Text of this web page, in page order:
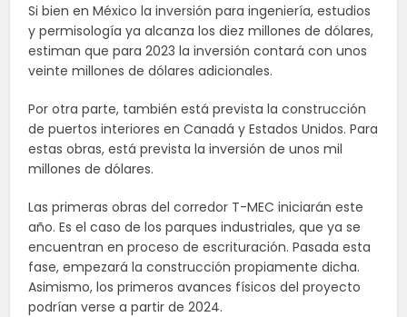
Si bien en México la inversión para ingeniería, estudios
y permisología ya alcanza los diez millones de dólares,
estiman que para 2023 la inversión contará con unos
veinte millones de dólares adicionales.
Por otra parte, también está prevista la construcción
de puertos interiores en Canadá y Estados Unidos. Para
estas obras, está prevista la inversión de unos mil
millones de dólares.
Las primeras obras del corredor T-MEC iniciarán este
año. Es el caso de los parques industriales, que ya se
encuentran en proceso de escrituración. Pasada esta
fase, empezará la construcción propiamente dicha.
Asimismo, los primeros avances físicos del proyecto
podrían verse a partir de 2024.